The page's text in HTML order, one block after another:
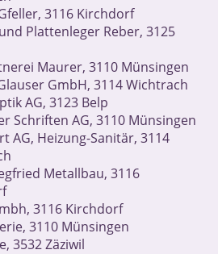
3116 Kirchdorf
Plattenleger Reber, 3125
Maurer, 3110 Münsingen
GmbH, 3114 Wichtrach
AG, 3123 Belp
Schriften AG, 3110 Münsingen
AG, Heizung-Sanitär, 3114
Metallbau, 3116
3116 Kirchdorf
3110 Münsingen
3532 Zäziwil